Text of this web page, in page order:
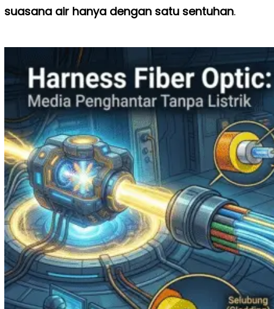
suasana air hanya dengan satu sentuhan.